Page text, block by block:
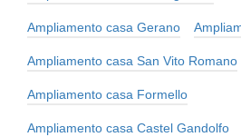
Ampliamento casa Gerano
Ampliamento casa San Vito Romano
Ampliamento casa Formello
Ampliamento casa Castel Gandolfo